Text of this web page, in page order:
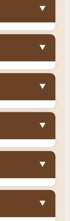
▼
小学生から
ストベッ
習い事の
〜6畳の
を配置す
▼
品の引き出
ベッドの
入りにく
が乱暴に
▼
が完成品
でも搬入
場合でも
▼
は以下の
ベッドを置
▼
るため、
アベッド
▼